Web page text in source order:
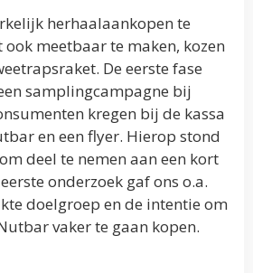
herhaalaankopen te
meetbaar te maken, kozen
De eerste fase
samplingcampagne bij
kregen bij de kassa
en een flyer. Hierop stond
deel te nemen aan een kort
onderzoek gaf ons o.a.
doelgroep en de intentie om
vaker te gaan kopen.